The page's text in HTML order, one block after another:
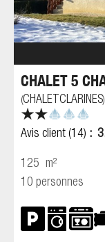
CHALET 5
(CHALETCLARINES)
Avis client (14)
125 m²
10 personnes